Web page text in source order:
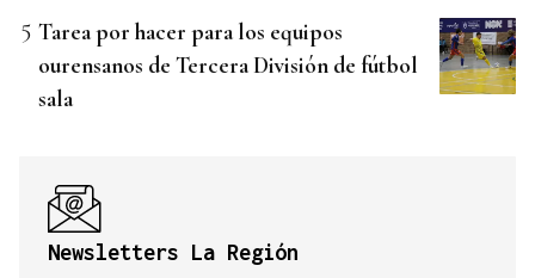
Tarea por hacer para los equipos
ourensanos de Tercera División de fútbol
sala
Newsletters La Región